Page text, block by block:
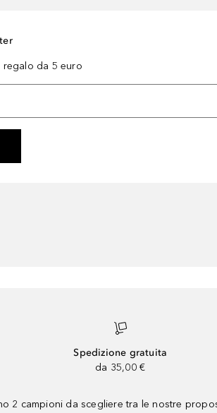
regalo da 5 euro
Spedizione gratuita
da 35,00 €
2 campioni da scegliere tra le nostre